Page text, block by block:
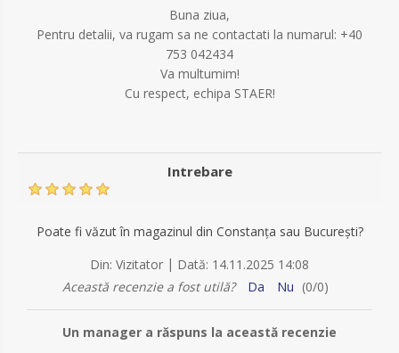
Buna ziua,
Pentru detalii, va rugam sa ne contactati la numarul: +40
753 042434
Va multumim!
Cu respect, echipa STAER!
Intrebare
Poate fi văzut în magazinul din Constanța sau București?
Din: Vizitator | Dată: 14.11.2025 14:08
Această recenzie a fost utilă?
Da Nu (0/0)
Un manager a răspuns la această recenzie